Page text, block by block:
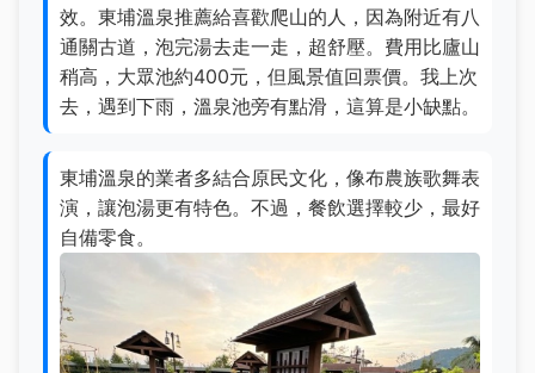
效。東埔溫泉推薦給喜歡爬山的人，因為附近有八
通關古道，泡完湯去走一走，超舒壓。費用比廬山
稍高，大眾池約400元，但風景值回票價。我上次
去，遇到下雨，溫泉池旁有點滑，這算是小缺點。
東埔溫泉的業者多結合原民文化，像布農族歌舞表
演，讓泡湯更有特色。不過，餐飲選擇較少，最好
自備零食。